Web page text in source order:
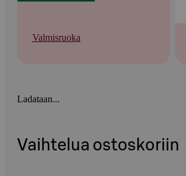
Valmisruoka
Ladataan...
Vaihtelua ostoskoriin